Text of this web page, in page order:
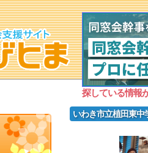
探している情報
いわき市立植田東中